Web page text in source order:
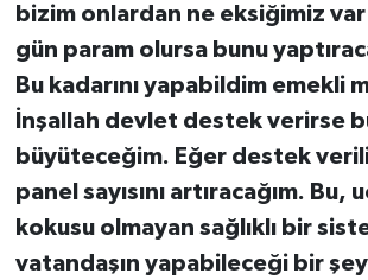
bizim onlardan ne eksiğimiz
gün param olursa bunu
Bu kadarını yapabildim emekli
İnşallah devlet destek verirse
büyüteceğim. Eğer destek
panel sayısını artıracağım. Bu,
kokusu olmayan sağlıklı bir
vatandaşın yapabileceği bir